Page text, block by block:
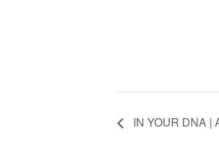
IN YOUR DNA |